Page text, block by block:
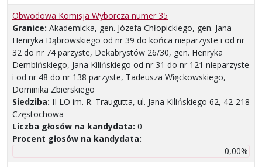
Obwodowa Komisja Wyborcza numer 35
Granice: Akademicka, gen. Józefa Chłopickiego, gen. Jana
Henryka Dąbrowskiego od nr 39 do końca nieparzyste i od nr
32 do nr 74 parzyste, Dekabrystów 26/30, gen. Henryka
Dembińskiego, Jana Kilińskiego od nr 31 do nr 121 nieparzyste
i od nr 48 do nr 138 parzyste, Tadeusza Więckowskiego,
Dominika Zbierskiego
Siedziba: II LO im. R. Traugutta, ul. Jana Kilińskiego 62, 42-218
Częstochowa
Liczba głosów na kandydata: 0
Procent głosów na kandydata:
0,00%